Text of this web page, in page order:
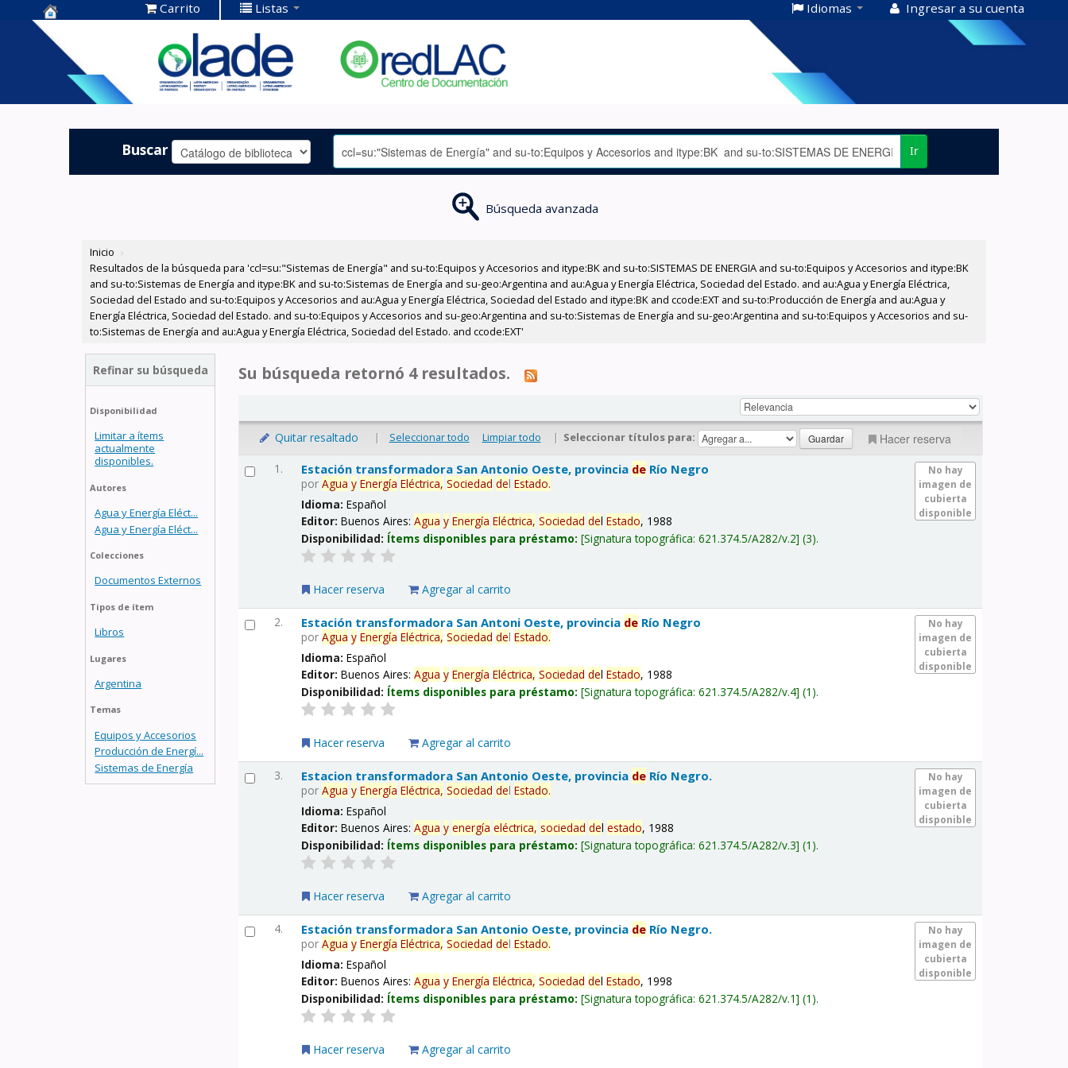
Centro de
Documentación
OLADE -
Carrito Listas Idiomas Ingresar a su cuenta
Buscar Ir
Búsqueda avanzada
Inicio ›
Resultados de la búsqueda para 'ccl=su:"Sistemas de Energía" and su-to:Equipos y Accesorios and itype:BK and su-to:SISTEMAS DE ENERGIA and su-to:Equipos y Accesorios and itype:BK
and su-to:Sistemas de Energía and itype:BK and su-to:Sistemas de Energía and su-geo:Argentina and au:Agua y Energía Eléctrica, Sociedad del Estado. and au:Agua y Energía Eléctrica,
Sociedad del Estado and su-to:Equipos y Accesorios and au:Agua y Energía Eléctrica, Sociedad del Estado and itype:BK and ccode:EXT and su-to:Producción de Energía and au:Agua y
Energía Eléctrica, Sociedad del Estado. and su-to:Equipos y Accesorios and su-geo:Argentina and su-to:Sistemas de Energía and su-geo:Argentina and su-to:Equipos y Accesorios and su-
to:Sistemas de Energía and au:Agua y Energía Eléctrica, Sociedad del Estado. and ccode:EXT'
Refinar su búsqueda
Disponibilidad
Limitar a ítems
actualmente
disponibles.
Autores
Agua y Energía Eléct...
Agua y Energía Eléct...
Colecciones
Documentos Externos
Tipos de ítem
Libros
Lugares
Argentina
Temas
Equipos y Accesorios
Producción de Energí...
Sistemas de Energía
Su búsqueda retornó 4 resultados.
Quitar resaltado | Seleccionar todo Limpiar todo | Seleccionar títulos para: Hacer reserva
1.
No hay
imagen de
cubierta
disponible
Estación transformadora San Antonio Oeste, provincia de Río Negro
porAgua y Energía Eléctrica, Sociedad delEstado.
Idioma:Español
Editor:Buenos Aires:Agua y Energía Eléctrica, Sociedad delEstado, 1988
Disponibilidad: Ítems disponibles para préstamo: Signatura topográfica:621.374.5/A282/v.2 (3).
Hacer reserva Agregar al carrito
2.
No hay
imagen de
cubierta
disponible
Estación transformadora San Antoni Oeste, provincia de Río Negro
porAgua y Energía Eléctrica, Sociedad delEstado.
Idioma:Español
Editor:Buenos Aires:Agua y Energía Eléctrica, Sociedad delEstado, 1988
Disponibilidad: Ítems disponibles para préstamo: Signatura topográfica:621.374.5/A282/v.4 (1).
Hacer reserva Agregar al carrito
3.
No hay
imagen de
cubierta
disponible
Estacion transformadora San Antonio Oeste, provincia de Río Negro.
porAgua y Energía Eléctrica, Sociedad delEstado.
Idioma:Español
Editor:Buenos Aires:Agua y energía eléctrica, sociedad delestado, 1988
Disponibilidad: Ítems disponibles para préstamo: Signatura topográfica:621.374.5/A282/v.3 (1).
Hacer reserva Agregar al carrito
4.
No hay
imagen de
cubierta
disponible
Estación transformadora San Antonio Oeste, provincia de Río Negro.
porAgua y Energía Eléctrica, Sociedad delEstado.
Idioma:Español
Editor:Buenos Aires:Agua y Energía Eléctrica, Sociedad delEstado, 1998
Disponibilidad: Ítems disponibles para préstamo: Signatura topográfica:621.374.5/A282/v.1 (1).
Hacer reserva Agregar al carrito